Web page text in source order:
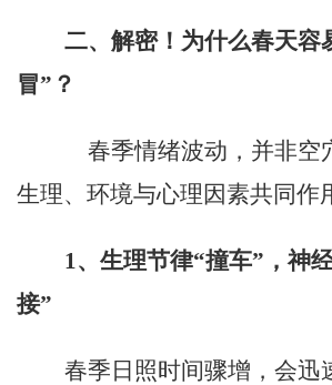
二、 解密！ 为什么春天容
冒”？
春季情绪波动，并非空
生理、环境与心理因素共同作
1、 生理节律“撞车”，神
接”
春季日照时间骤增，会迅